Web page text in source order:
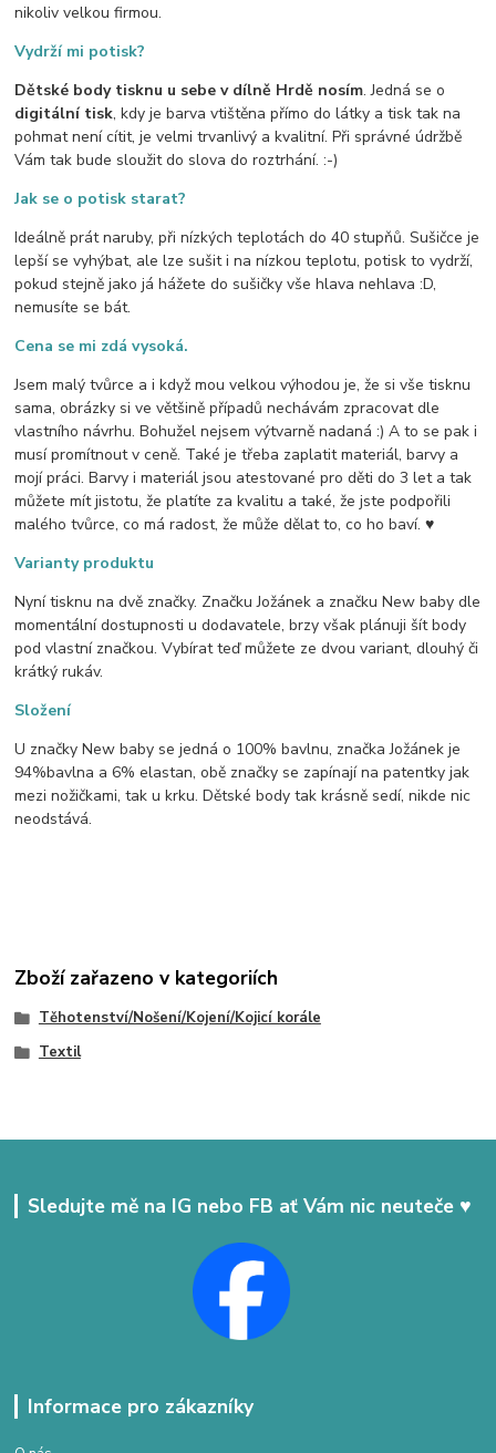
nikoliv velkou firmou.
Vydrží mi potisk?
Dětské body tisknu u sebe v dílně Hrdě nosím. Jedná se o
digitální tisk, kdy je barva vtištěna přímo do látky a tisk tak na
pohmat není cítit, je velmi trvanlivý a kvalitní. Při správné údržbě
Vám tak bude sloužit do slova do roztrhání. :-)
Jak se o potisk starat?
Ideálně prát naruby, při nízkých teplotách do 40 stupňů. Sušičce je
lepší se vyhýbat, ale lze sušit i na nízkou teplotu, potisk to vydrží,
pokud stejně jako já hážete do sušičky vše hlava nehlava :D,
nemusíte se bát.
Cena se mi zdá vysoká.
Jsem malý tvůrce a i když mou velkou výhodou je, že si vše tisknu
sama, obrázky si ve většině případů nechávám zpracovat dle
vlastního návrhu. Bohužel nejsem výtvarně nadaná :) A to se pak i
musí promítnout v ceně. Také je třeba zaplatit materiál, barvy a
mojí práci. Barvy i materiál jsou atestované pro děti do 3 let a tak
můžete mít jistotu, že platíte za kvalitu a také, že jste podpořili
malého tvůrce, co má radost, že může dělat to, co ho baví. ♥
Varianty produktu
Nyní tisknu na dvě značky. Značku Jožánek a značku New baby dle
momentální dostupnosti u dodavatele, brzy však plánuji šít body
pod vlastní značkou. Vybírat teď můžete ze dvou variant, dlouhý či
krátký rukáv.
Složení
U značky New baby se jedná o 100% bavlnu, značka Jožánek je
94%bavlna a 6% elastan, obě značky se zapínají na patentky jak
mezi nožičkami, tak u krku. Dětské body tak krásně sedí, nikde nic
neodstává.
Zboží zařazeno v kategoriích
Těhotenství/Nošení/Kojení/Kojicí korále
Textil
Sledujte mě na IG nebo FB ať Vám nic neuteče ♥
Informace pro zákazníky